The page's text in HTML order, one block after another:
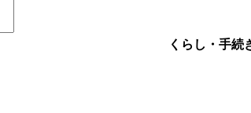
くらし・手続